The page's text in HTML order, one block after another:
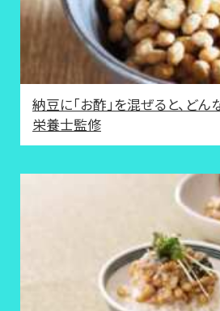
納豆に「お酢」を混ぜると、ど
栄養士監修